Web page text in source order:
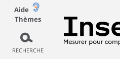
Aide
Thèmes
RECHERCHE